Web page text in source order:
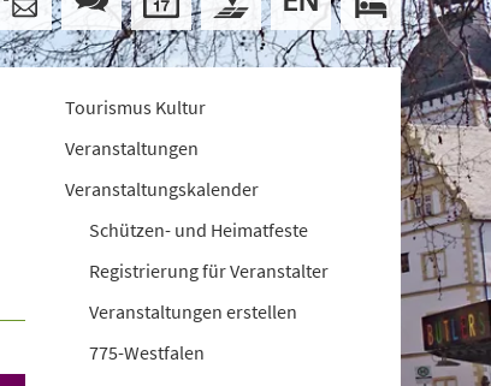
Tourismus Kultur
Veranstaltungen
Veranstaltungskalender
Schützen- und Heimatfeste
Registrierung für Veranstalter
Veranstaltungen erstellen
775-Westfalen